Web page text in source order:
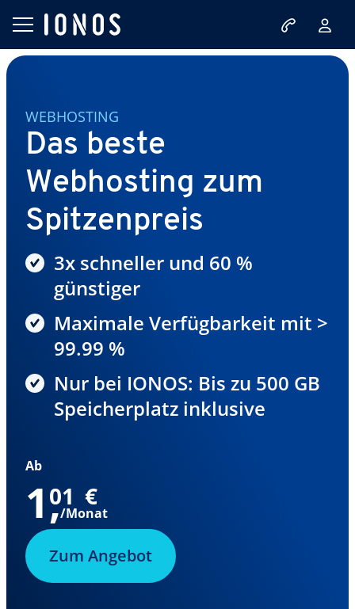
WEBHOSTING
Das beste
Webhosting zum
Spitzenpreis
3x schneller und 60 %
günstiger
Maximale Verfügbarkeit mit >
99.99 %
Nur bei IONOS: Bis zu 500 GB
Speicherplatz inklusive
Zum Angebot
Ab
1,
01 €
/Monat